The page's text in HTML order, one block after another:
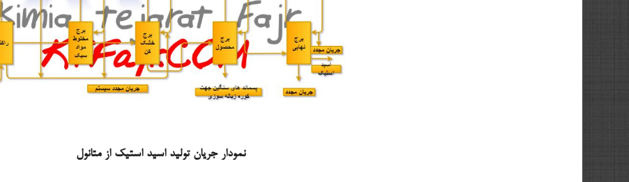
نمودار جریان تولید اسید استیک از متانول